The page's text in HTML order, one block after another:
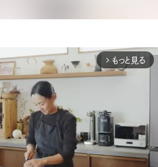
arrow_forward_ios もっと見る